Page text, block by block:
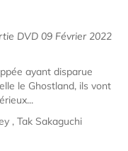
DVD 09 Février 2022
ayant disparue
le Ghostland, ils vont
, Tak Sakaguchi